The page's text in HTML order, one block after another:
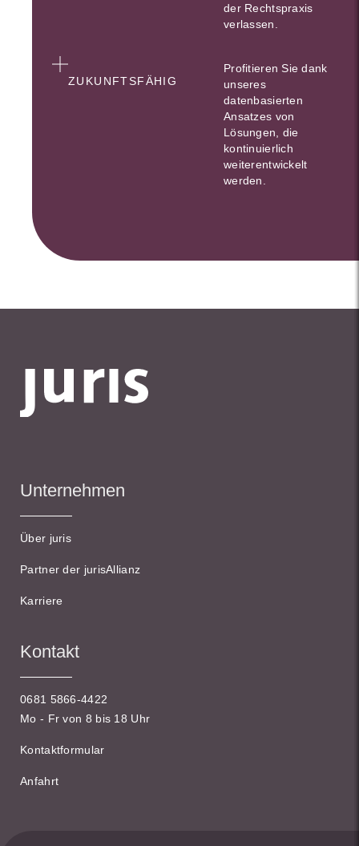
der Rechtspraxis
verlassen.
ZUKUNFTSFÄHIG
Profitieren Sie dank
unseres
datenbasierten
Ansatzes von
Lösungen, die
kontinuierlich
weiterentwickelt
werden.
Unternehmen
Über juris
Partner der jurisAllianz
Karriere
Kontakt
0681 5866-4422
Mo - Fr von 8 bis 18 Uhr
Kontaktformular
Anfahrt